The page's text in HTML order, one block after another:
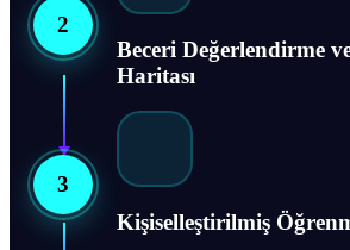
2
Beceri Değerlendirme
Haritası
3
Kişiselleştirilmiş